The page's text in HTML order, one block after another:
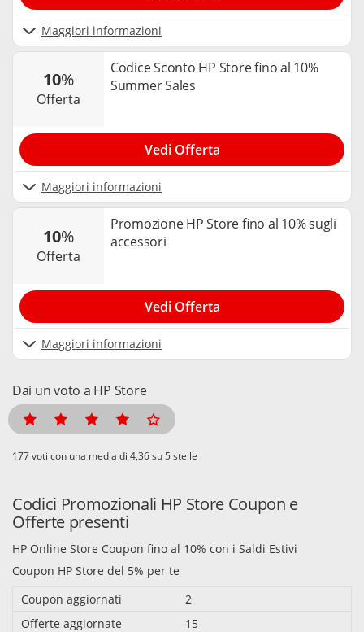
Maggiori informazioni
10%
offerta
Codice Sconto HP Store fino al 10%
Summer Sales
Maggiori informazioni
Vedi Offerta
10%
offerta
Promozione HP Store fino al 10% sugli
accessori
Maggiori informazioni
Vedi Offerta
Dai un voto a HP Store
voti con una media di su 5 stelle
Codici Promozionali HP Store Coupon e
Offerte presenti
HP Online Store Coupon fino al 10% con i Saldi Estivi
Coupon HP Store del 5% per te
Coupon aggiornati
2
Offerte aggiornate
15